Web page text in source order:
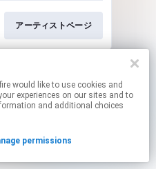
and
experiences on our sites and to
and additional choices
permissions
アーティストページ
affiliate links.
your permissions.